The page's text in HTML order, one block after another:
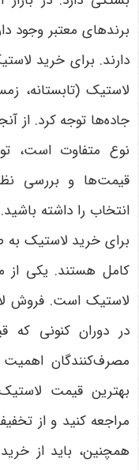
برندهای معتبر وجود
دارند. برای خرید
لاستیک (تابستانه،
جاده‌ها توجه کرد. از
نوع متفاوت است،
قیمت‌ها و بررسی
انتخاب را داشته
برای خرید لاستیک
کامل هستند. یکی از
لاستیک است. فروش
در دوران کنونی که
مصرف‌کنندگان
بهترین قیمت
مراجعه کنید و از
همچنین، باید از